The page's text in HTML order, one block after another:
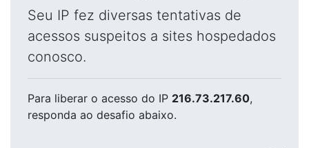
Seu IP fez diversas tentativas de
acessos suspeitos a sites hospedados
conosco.
Para liberar o acesso do IP 216.73.217.60,
responda ao desafio abaixo.